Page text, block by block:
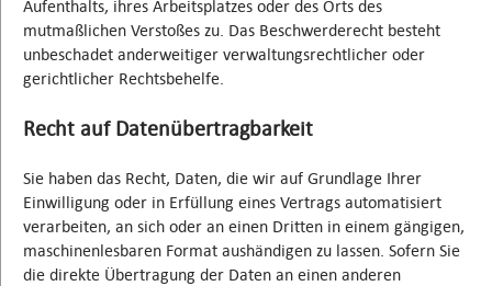
Aufenthalts, ihres Arbeitsplatzes oder des Orts des
mutmaßlichen Verstoßes zu. Das Beschwerderecht besteht
unbeschadet anderweitiger verwaltungsrechtlicher oder
gerichtlicher Rechtsbehelfe.
Recht auf Datenübertragbarkeit
Sie haben das Recht, Daten, die wir auf Grundlage Ihrer
Einwilligung oder in Erfüllung eines Vertrags automatisiert
verarbeiten, an sich oder an einen Dritten in einem gängigen,
maschinenlesbaren Format aushändigen zu lassen. Sofern Sie
die direkte Übertragung der Daten an einen anderen